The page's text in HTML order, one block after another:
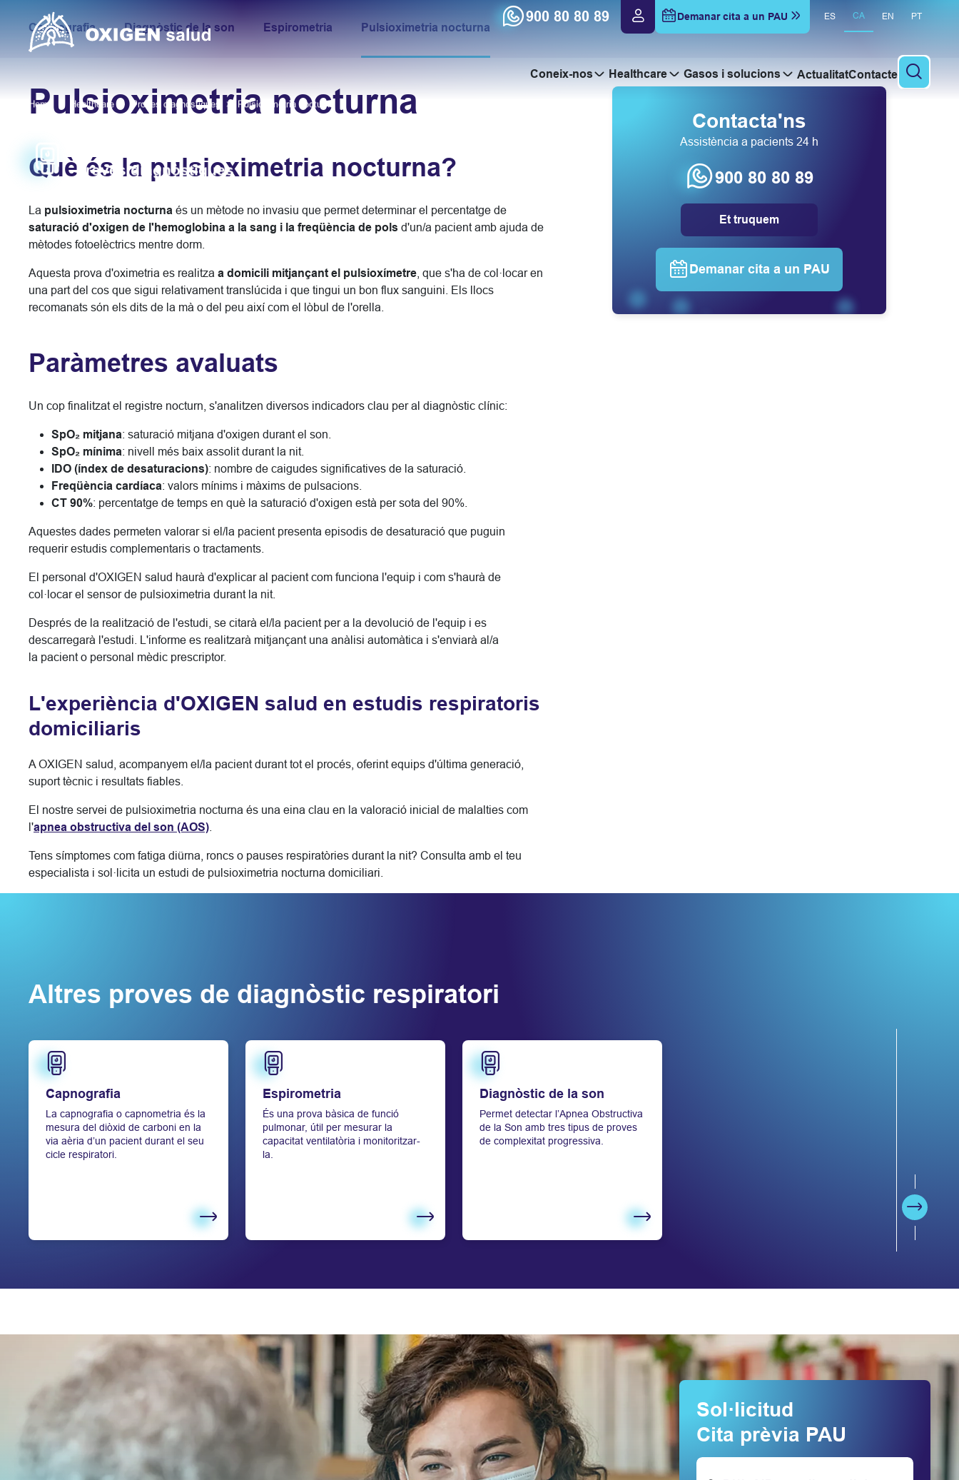
900 80 80 89 Demanar cita a un PAU ES CA EN PT
Coneix-nos Healthcare Gasos i solucions ActualitatContacte
Cercar
Home Healthcare Proves diagnòstiques Pulsioximetria nocturna
Proves diagnòstiques
Capnografia Diagnòstic de la son Espirometria Pulsioximetria nocturna
Pulsioximetria nocturna
Què és la pulsioximetria nocturna?
La pulsioximetria nocturna és un mètode no invasiu que permet determinar el percentatge de
saturació d'oxigen de l'hemoglobina a la sang i la freqüència de pols d'un/a pacient amb ajuda de
mètodes fotoelèctrics mentre dorm.
Aquesta prova d'oximetria es realitza a domicili mitjançant el pulsioxímetre , que s'ha de col·locar en
una part del cos que sigui relativament translúcida i que tingui un bon flux sanguini. Els llocs
recomanats són els dits de la mà o del peu així com el lòbul de l'orella.
Paràmetres avaluats
Un cop finalitzat el registre nocturn, s'analitzen diversos indicadors clau per al diagnòstic clínic:
SpO₂ mitjana: saturació mitjana d'oxigen durant el son.
SpO₂ mínima: nivell més baix assolit durant la nit.
IDO (índex de desaturacions): nombre de caigudes significatives de la saturació.
Freqüència cardíaca: valors mínims i màxims de pulsacions.
CT 90%: percentatge de temps en què la saturació d'oxigen està per sota del 90%.
Aquestes dades permeten valorar si el/la pacient presenta episodis de desaturació que puguin
requerir estudis complementaris o tractaments.
El personal d'OXIGEN salud haurà d'explicar al pacient com funciona l'equip i com s'haurà de
col·locar el sensor de pulsioximetria durant la nit.
Després de la realització de l'estudi, se citarà el/la pacient per a la devolució de l'equip i es
descarregarà l'estudi. L'informe es realitzarà mitjançant una anàlisi automàtica i s'enviarà al/a
la pacient o personal mèdic prescriptor.
L'experiència d'OXIGEN salud en estudis respiratoris
domiciliaris
A OXIGEN salud, acompanyem el/la pacient durant tot el procés, oferint equips d'última generació,
suport tècnic i resultats fiables.
El nostre servei de pulsioximetria nocturna és una eina clau en la valoració inicial de malalties com
l'apnea obstructiva del son (AOS)
Tens símptomes com fatiga diürna, roncs o pauses respiratòries durant la nit? Consulta amb el teu
especialista i sol·licita un estudi de pulsioximetria nocturna domiciliari.
Contacta'ns
Assistència a pacients 24 h
900 80 80 89
Et truquem
Demanar cita a un PAU
Altres proves de diagnòstic respiratori
Capnografia
La capnografia o capnometria és la
mesura del diòxid de carboni en la
via aèria d’un pacient durant el seu
cicle respiratori.
Saber més
Espirometria
És una prova bàsica de funció
pulmonar, útil per mesurar la
capacitat ventilatòria i monitoritzar-
la.
Saber més
Diagnòstic de la son
Permet detectar l’Apnea Obstructiva
de la Son amb tres tipus de proves
de complexitat progressiva.
Saber més
Següent
Sol·licitud
Cita prèvia PAU